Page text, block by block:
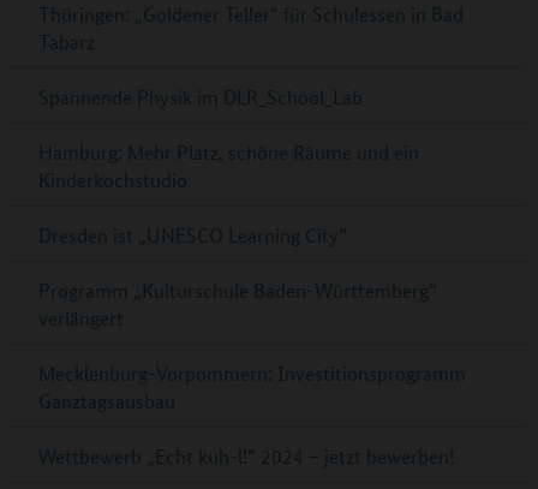
Thüringen: „Goldener Teller“ für Schulessen in Bad
Tabarz
Spannende Physik im DLR_School_Lab
Hamburg: Mehr Platz, schöne Räume und ein
Kinderkochstudio
Dresden ist „UNESCO Learning City“
Programm „Kulturschule Baden-Württemberg“
verlängert
Mecklenburg-Vorpommern: Investitionsprogramm
Ganztagsausbau
Wettbewerb „Echt kuh-l!“ 2024 – jetzt bewerben!